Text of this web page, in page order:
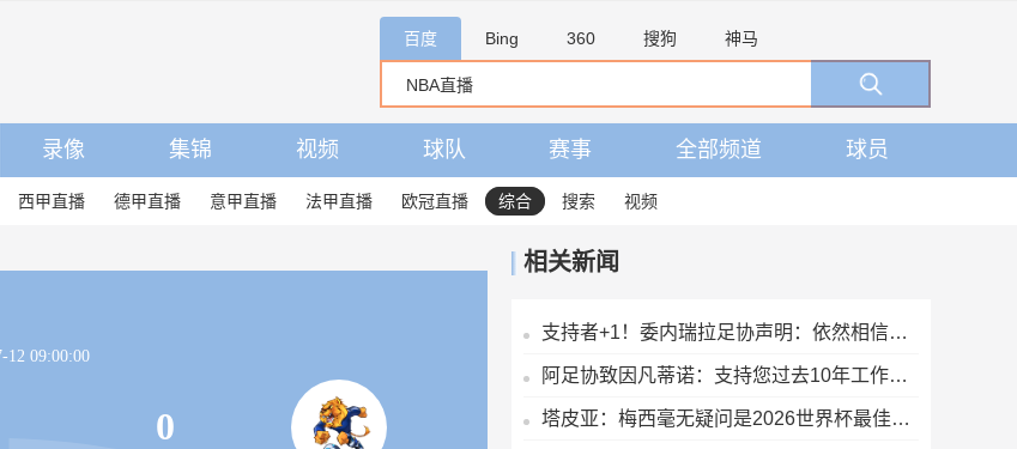
百度 Bing 360 搜狗 神马
录像 集锦 视频 球队 赛事 全部频道 球员
西甲直播 德甲直播 意甲直播 法甲直播 欧冠直播 综合 搜索 视频
12 09:00:00
0
相关新闻
支持者+1！委内瑞拉足协声明：依然相信因凡蒂诺有能力领导FIFA
阿足协致因凡蒂诺：支持您过去10年工作，由您继续领导是正确道路
塔皮亚：梅西毫无疑问是2026世界杯最佳，国家队大门永远为他敞开